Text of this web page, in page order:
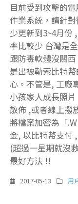
目前受到攻擊的
作業系統，請針
少更新到3~4月份
率比較少 台灣是
跟防毒軟體沒關
是出被勒索比特
心。不管是, 工廠
小孩家人成長照
散佈 ,或者線上撥
將檔案加密為「
金, 以比特幣支付
(超過一星期就沒
最好方法 !!
2017-05-13 用